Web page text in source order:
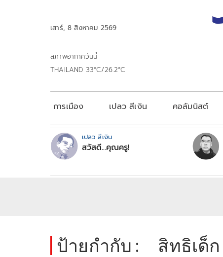
เสาร์, 8 สิงหาคม 2569
สภาพอากาศวันนี้
THAILAND 33°C/26.2°C
การเมือง เปลว สีเงิน คอลัมนิสต์
เปลว สีเงิน
สวัสดี...คุณครู!
ป้ายกำกับ : สิทธิเด็ก